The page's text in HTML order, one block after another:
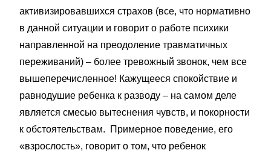
активизировавшихся страхов (все, что нормативно
в данной ситуации и говорит о работе психики
направленной на преодоление травматичных
переживаний) – более тревожный звонок, чем все
вышеперечисленное! Кажущееся спокойствие и
равнодушие ребенка к разводу – на самом деле
является смесью вытеснения чувств, и покорности
к обстоятельствам. Примерное поведение, его
«взрослость», говорит о том, что ребенок